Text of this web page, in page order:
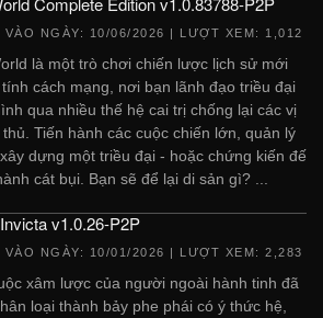
NGÀY: 10/06/2026 | LƯỢT XEM: 1,012
là một trò chơi chiến lược lịch sử mới
cách mạng, nơi bạn lãnh đạo triều đại
qua nhiều thế hệ cai trị chống lại các vị
Tiến hành các cuộc chiến lớn, quản lý
dựng một triều đại - hoặc chứng kiến ​​đế
cát bụi. Bạn sẽ để lại di sản gì? ...
v1.0.26-P2P
NGÀY: 10/01/2026 | LƯỢT XEM: 2,283
xâm lược của người ngoài hành tinh đã
loại thành bảy phe phái có ý thức hệ,